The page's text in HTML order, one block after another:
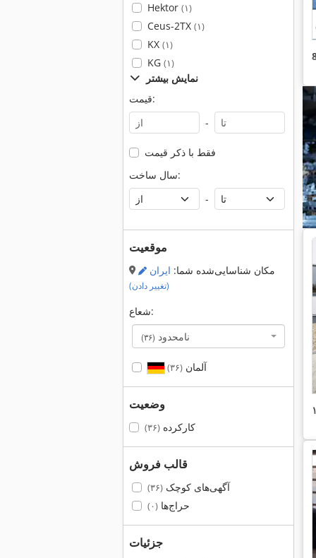
Hektor (۱)
Ceus-2TX (۱)
KX (۱)
KG (۱)
نمایش بیشتر
قیمت:
-
فقط با ذکر قیمت
سال ساخت:
-
موقعیت
مکان شناسایی‌شده شما: ایران
(تغییر دادن)
شعاع:
نامحدود (۳۶)
آلمان(۳۶)
وضعیت
کارکرده(۳۶)
قالب فروش
آگهی‌های کوچک(۳۶)
حراج‌ها(۰)
جزئیات